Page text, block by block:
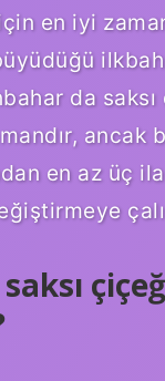
en iyi
da
ancak
en az üç